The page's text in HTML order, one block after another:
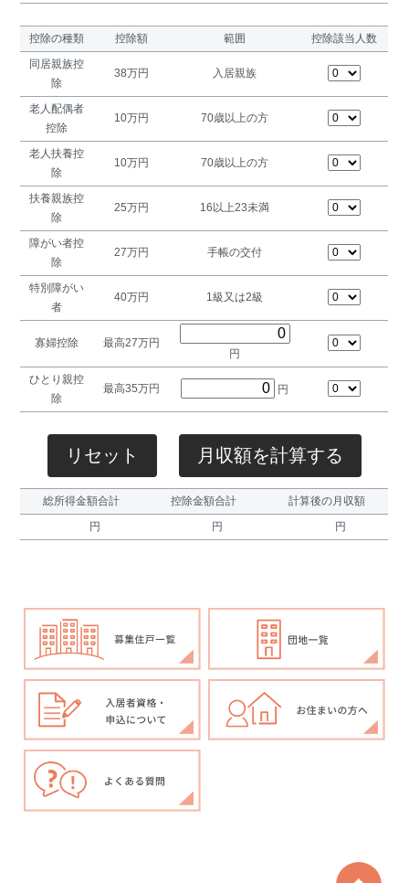
控除の種類 控除額 範囲
控除該当人数
同居親族控
除
38万円 入居親族
老人配偶者
控除
10万円 70歳以上の方
老人扶養控
除
10万円 70歳以上の方
扶養親族控
除
25万円 16以上23未満
障がい者控
除
27万円 手帳の交付
特別障がい
者
40万円 1級又は2級
寡婦控除
最高27万円
円
ひとり親控
除
最高35万円 円
リセット 月収額を計算する
総所得金額合計 控除金額合計
計算後の月収額
円
円 円